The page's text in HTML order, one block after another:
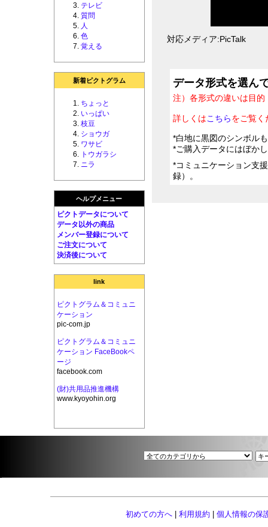
テレビ
質問
人
色
覚える
新着ピクトグラム
ちょっと
いっぱい
枝豆
ショウガ
ワサビ
トウガラシ
ニラ
ヘルプメニュー
ピクトデータについて
データ以外の商品
メンバー登録について
ご注文について
決済後について
link
ピクトグラム＆コミュニ
ケーション
pic-com.jp
ピクトグラム＆コミュニ
ケーション FaceBookペ
ージ
facebook.com
(財)共用品推進機構
www.kyoyohin.org
対応メディア:PicTalk
データ形式を選ん
注）各形式の違いは目
詳しくはこちらをご覧く
*白地に黒図のシンボル
*ご購入データにはぼか
*コミュニケーション支
録）。
初めての方へ 利用規約 個人情報の保